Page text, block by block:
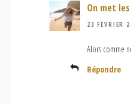
On met
23 FÉVRIER
Alors comme
Répondre